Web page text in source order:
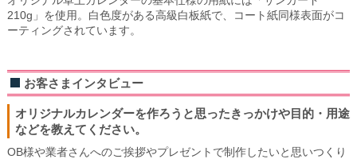
210g」を使用。白色度がある高級白板紙で、コート紙同様表面がコ
ーティングされています。
お客さまインタビュー
オリジナルカレンダーを作ろうと思ったきっかけや目的・用途
などを教えてください。
OB様や業者さんへのご挨拶やプレゼントで制作したいと思いつくり